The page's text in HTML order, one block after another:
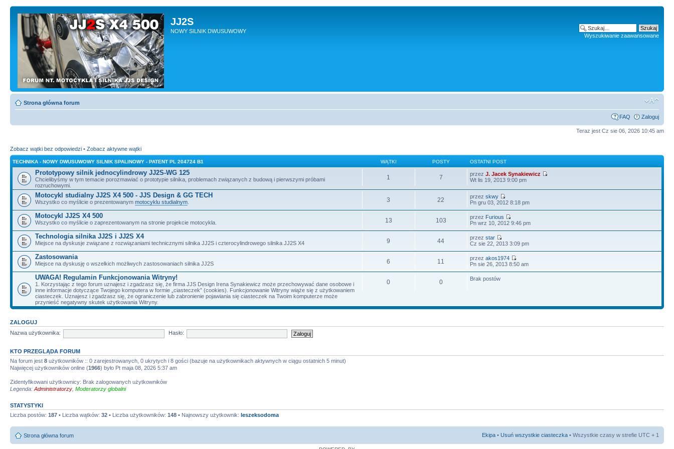
JJ2S
NOWY SILNIK DWUSUWOWY
Wyszukiwanie zaawansowane
Strona główna forum
FAQ Zaloguj
Teraz jest Cz sie 06, 2026 10:45 am
Zobacz wątki bez odpowiedzi • Zobacz aktywne wątki
TECHNIKA - NOWY DWUSUWOWY SILNIK SPALINOWY - PATENT PL 204724 B1 WĄTKI POSTY OSTATNI POST
Prototypowy silnik jednocylindrowy JJ2S-WG 125
Chcielibyśmy w tym temacie porozmawiać o prototypie silnika, problemach związanych z budową i pierwszymi próbami
rozruchowymi.
1 7 przezJ. Jacek Synakiewicz
Wt lis 19, 2013 9:00 pm
Motocykl studialny JJ2S X4 500 - JJS Design & GG TECH
Wszystko co myślicie o prezentowanym motocyklu studialnym 3 22 przezskwy
Pn gru 03, 2012 8:18 pm
Motocykl JJ2S X4 500
Wszystko co myślicie o zaprezentowanym na stronie projekcie motocykla. 13 103 przez Furious
Pn wrz 10, 2012 9:46 pm
Technologia silnika JJ2S i JJ2S X4
Miejsce na dyskusje związane z rozwiązaniami technicznymi silnika JJ2S i czterocylindrowego silnika JJ2S X4 9 44 przezstar
Cz sie 22, 2013 3:09 pm
Zastosowania
Miejsce na dyskusję o wszelkich możliwych zastosowaniach silnika JJ2S 6 11 przezakos1974
Pn sie 26, 2013 8:50 am
UWAGA! Regulamin Funkcjonowania Witryny!
1. Korzystając z tego forum uznajesz i zgadzasz się, że firma JJS Design Irena Synakiewicz może przechowywać dane osobowe i
inne informacje dotyczące Twojego komputera w formie „ciasteczek” (cookies). Funkcjonowanie Witryny wiąże się z użytkowaniem
ciasteczek. Uznajesz i zgadzasz się, że ograniczenie lub zabronienie pojawiania się ciasteczek na Twoim komputerze może
przynieść negatywny skutek użytkowania Witryny.
0 0 Brak postów
ZALOGUJ
Nazwa użytkownika:
Hasło:
KTO PRZEGLĄDA FORUM
Na forum jest 8 użytkowników :: 0 zarejestrowanych, 0 ukrytych i 8 gości (bazuje na użytkownikach aktywnych w ciągu ostatnich 5 minut)
Najwięcej użytkowników online (1966) było Pt maja 08, 2026 5:37 am
Zidentyfikowani użytkownicy: Brak zalogowanych użytkowników
Legenda: Administratorzy Moderatorzy globalni
STATYSTYKI
Liczba postów: 187 • Liczba wątków: 32 • Liczba użytkowników: 148 • Najnowszy użytkownik: leszeksodoma
Strona główna forum Ekipa • Usuń wszystkie ciasteczka • Wszystkie czasy w strefie UTC + 1